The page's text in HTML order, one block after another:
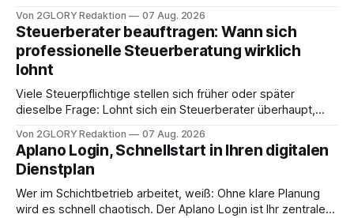
angewiesen ist, stellt sich für Familien eine schwierige
Frage: Muss die Versorgung dauerhaft in der Klinik bleiben –
oder ist ein Leben zu Hause möglich? Die außerklinische
Intensivpflege bietet genau diese Alternative: Sie
Von 2GLORY Redaktion 07 Aug. 2026
Steuerberater beauftragen: Wann sich
professionelle Steuerberatung wirklich
lohnt
Viele Steuerpflichtige stellen sich früher oder später
dieselbe Frage: Lohnt sich ein Steuerberater überhaupt,
erledigen? Die kurze Antwort: Bei einfachen
Einkommensverhältnissen reicht häufig eine Steuersoftware
aus – sobald jedoch mehrere Einkunftsarten
zusammentreffen oder größere finanzielle Veränderungen
anstehen, zahlt sich professionelle Unterstützung meist
Von 2GLORY Redaktion 07 Aug. 2026
Aplano Login, Schnellstart in Ihren digitalen
Dienstplan
Wer im Schichtbetrieb arbeitet, weiß: Ohne klare Planung
wird es schnell chaotisch. Der Aplano Login ist Ihr zentraler